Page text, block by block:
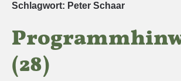
Schlagwort: Peter Schaar
(28)